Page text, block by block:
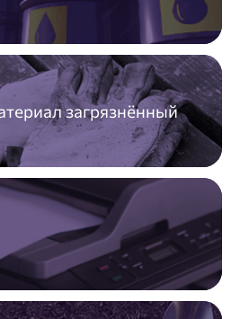
загрязнённый